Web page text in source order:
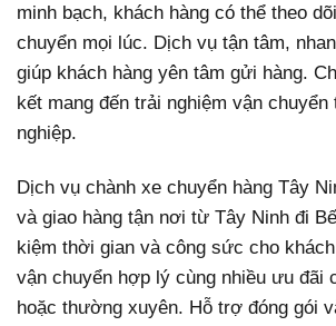
minh bạch, khách hàng có thể theo
chuyển mọi lúc. Dịch vụ tận tâm,
giúp khách hàng yên tâm gửi hàng.
kết mang đến trải nghiệm vận
nghiệp.
Dịch vụ chành xe chuyển hàng Tây
và giao hàng tận nơi từ Tây Ninh đi
kiệm thời gian và công sức cho
vận chuyển hợp lý cùng nhiều ưu đãi
hoặc thường xuyên. Hỗ trợ đóng gói